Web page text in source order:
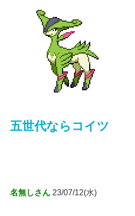
五世代ならコイツ
名無しさん 23/07/12(水)